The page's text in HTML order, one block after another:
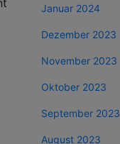
Januar 2024
Dezember 2023
November 2023
Oktober 2023
September 2023
August 2023